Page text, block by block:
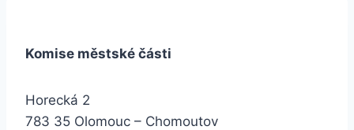
Komise městské části
Horecká 2
783 35 Olomouc – Chomoutov